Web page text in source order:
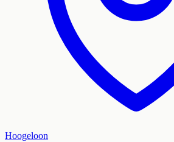
Hoogeloon